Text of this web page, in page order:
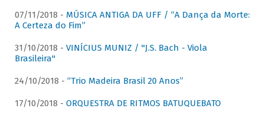
07/11/2018 - MÚSICA ANTIGA DA UFF / “A Dança da Morte:
A Certeza do Fim”
31/10/2018 - VINÍCIUS MUNIZ / "J.S. Bach - Viola
Brasileira"
24/10/2018 - “Trio Madeira Brasil 20 Anos”
17/10/2018 - ORQUESTRA DE RITMOS BATUQUEBATO